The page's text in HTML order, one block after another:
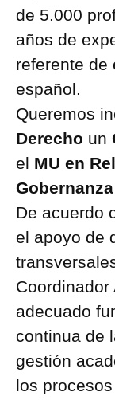
de 5.000
años de
referente de
español.
Queremos
Derecho un
el MU en
De acuerdo
el apoyo de
adecuado
continua de
gestión
los